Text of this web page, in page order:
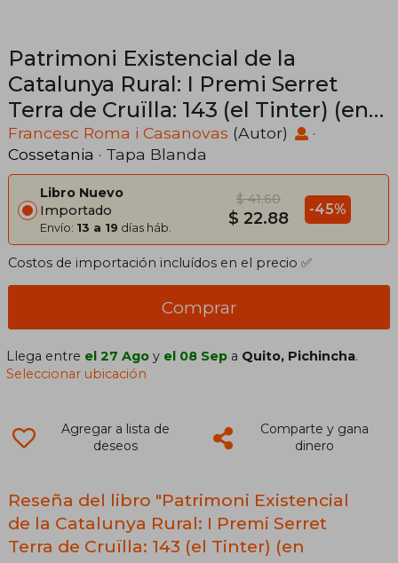
Patrimoni Existencial de la
Catalunya Rural: I Premi Serret
Terra de Cruïlla: 143 (el Tinter) (en
Catalán)
Francesc Roma i Casanovas (Autor)
·
Cossetania · Tapa Blanda
Libro Nuevo
Importado
Envío: 13 a 19 días háb.
$ 41.60
$ 22.88 -45%
Costos de importación incluídos en el precio ✅
Comprar
Llega entre el 27 Ago y el 08 Sep a Quito, Pichincha.
Seleccionar ubicación
Agregar a lista de
deseos
Comparte y gana
dinero
Reseña del libro "Patrimoni Existencial
de la Catalunya Rural: I Premi Serret
Terra de Cruïlla: 143 (el Tinter) (en